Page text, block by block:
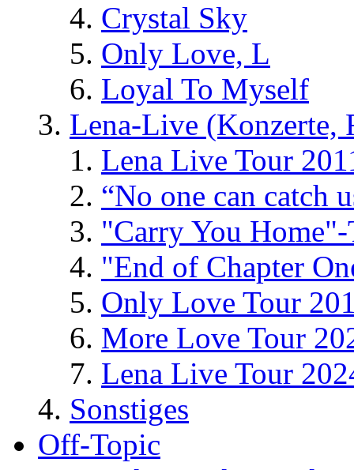
Crystal Sky
Only Love, L
Loyal To Myself
Lena-Live (Konzerte,
Lena Live Tour
“No one can catch
"Carry You
"End of Chapter
Only Love Tour
More Love Tour
Lena Live Tour
Sonstiges
Off-Topic